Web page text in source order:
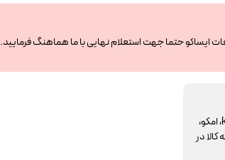
ایساکو حتما جهت استعلام نهایی با ما هماهنگ فرمایید.
درخواست مرجوع کردن کالا در گروه اجناس اورجینال (ایساکو، کروز، kik، امکو،
در